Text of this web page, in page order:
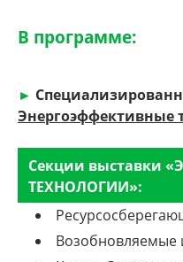
В программе:
►
Энергоэффективные
Секции выставки
ТЕХНОЛОГИИ»:
Возобновляемые